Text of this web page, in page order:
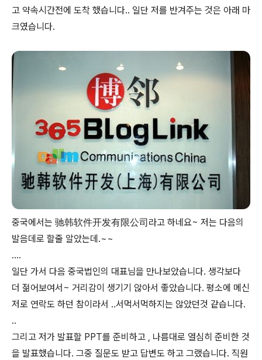
고 약속시간전에 도착 했습니다.. 일단 저를 반겨주는 것은 아래 마
크였습니다.
중국에서는 驰韩软件开发有限公司라고 하네요~ 저는 다음의
발음데로 할줄 알았는데.~~
....
일단 가서 다음 중국법인의 대표님을 만나보았습니다. 생각보다
더 젊어보여서~ 거리감이 생기기 않아서 좋았습니다. 평소에 메신
저로 연락도 하던 참이라서 ..서먹서먹하지는 않았던것 같습니다.
..
그리고 저가 발표할 PPT를 준비하고 , 나름대로 열심히 준비한 것
을 발표했습니다. 그중 질문도 받고 답변도 하고 그랬습니다. 직원